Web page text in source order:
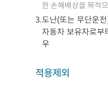
한 손해배상을 목적
3.도난(또는 무단운
자동차 보유자로부
우
적용제외